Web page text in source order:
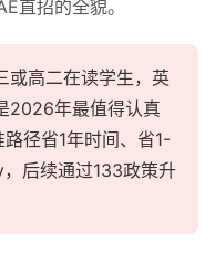
直招的全貌。
或高二在读学生，英
2026年最值得认真
径省1年时间、省1-
后续通过133政策升